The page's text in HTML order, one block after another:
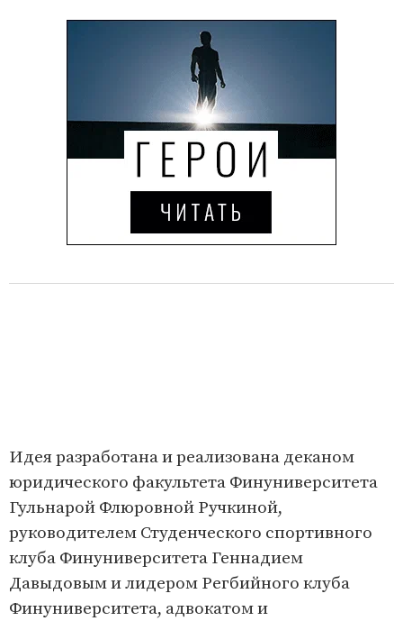
Идея разработана и реализована деканом
юридического факультета Финуниверситета
Гульнарой Флюровной Ручкиной,
руководителем Студенческого спортивного
клуба Финуниверситета Геннадием
Давыдовым и лидером Регбийного клуба
Финуниверситета, адвокатом и